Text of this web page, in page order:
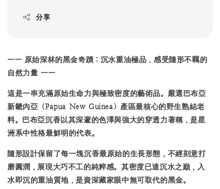
分享
—— 原始深林的黑金奇蹟：沉水重油極品，感受隨形不羈的
自然力量 ——
這是一串充滿原始生命力與極致密度的藝術品。嚴選巴布亞
新畿內亞（Papua New Guinea）產區最核心的野生熟結老
料。巴布亞沉香以其深邃的色澤與強大的穿透力著稱，是星
洲系中性格最鮮明的代表。
隨形設計保留了每一塊沉香最原始的生長形態，不經刻意打
磨圓潤，展現大巧不工的純粹感。其密度已達沉水之巔，入
水即沉的重油質地，是資深藏家眼中無可取代的黑金。